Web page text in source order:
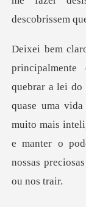
quase uma
muito mais